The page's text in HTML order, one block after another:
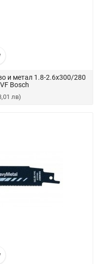
и метал 1.8-2.6х300/280
Bosch
лв)